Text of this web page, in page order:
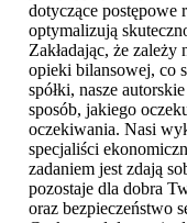
dotyczące postępowe
optymalizują
Zakładając, że
opieki bilansowej, co
spółki, nasze
sposób, jakiego
oczekiwania. Nasi
specjaliści
zadaniem jest zdają
pozostaje dla dobra
oraz bezpieczeństwo